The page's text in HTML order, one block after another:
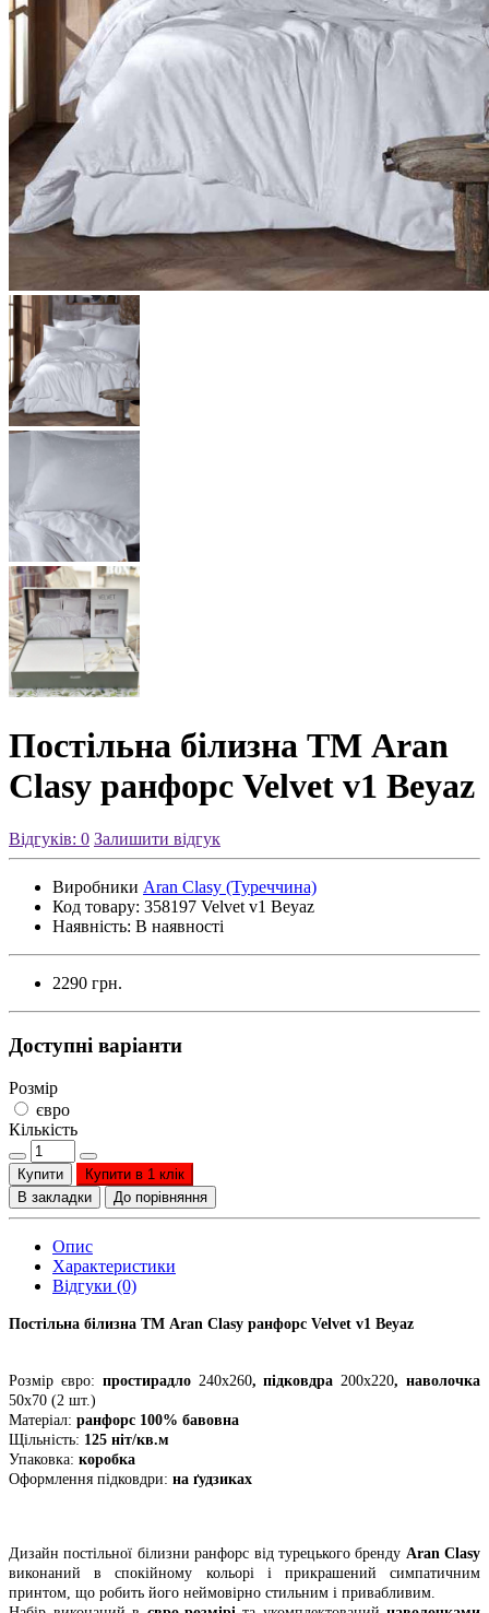
Постільна білизна ТМ Aran
Clasy ранфорс Velvet v1 Beyaz
Відгуків: 0 Залишити відгук
Виробники Aran Clasy (Туреччина)
Код товару: 358197 Velvet v1 Beyaz
Наявність: В наявності
2290 грн.
Доступні варіанти
Розмір
євро
Кількість
Купити
Купити в 1 клік
В закладки
До порівняння
Опис
Характеристики
Відгуки (0)
Постільна білизна ТМ Aran Clasy ранфорс Velvet v1 Beyaz
Розмір євро: простирадло 240х260, підковдра 200х220, наволочка
50х70 (2 шт.)
Матеріал: ранфорс 100% бавовна
Щільність: 125 ніт/кв.м
Упаковка: коробка
Оформлення підковдри: на ґудзиках
Дизайн постільної білизни ранфорс від турецького бренду Aran Clasy
виконаний в спокійному кольорі і прикрашений симпатичним
принтом, що робить його неймовірно стильним і привабливим.